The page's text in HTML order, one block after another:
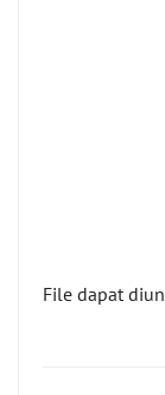
File dapat